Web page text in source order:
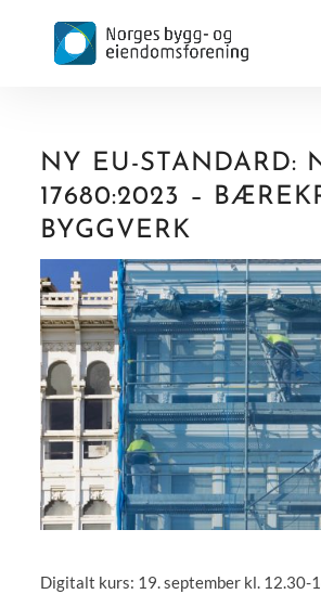
NY EU-STANDARD:
17680:2023 –
BYGGVERK
Digitalt kurs: 19. september kl. 12.30-